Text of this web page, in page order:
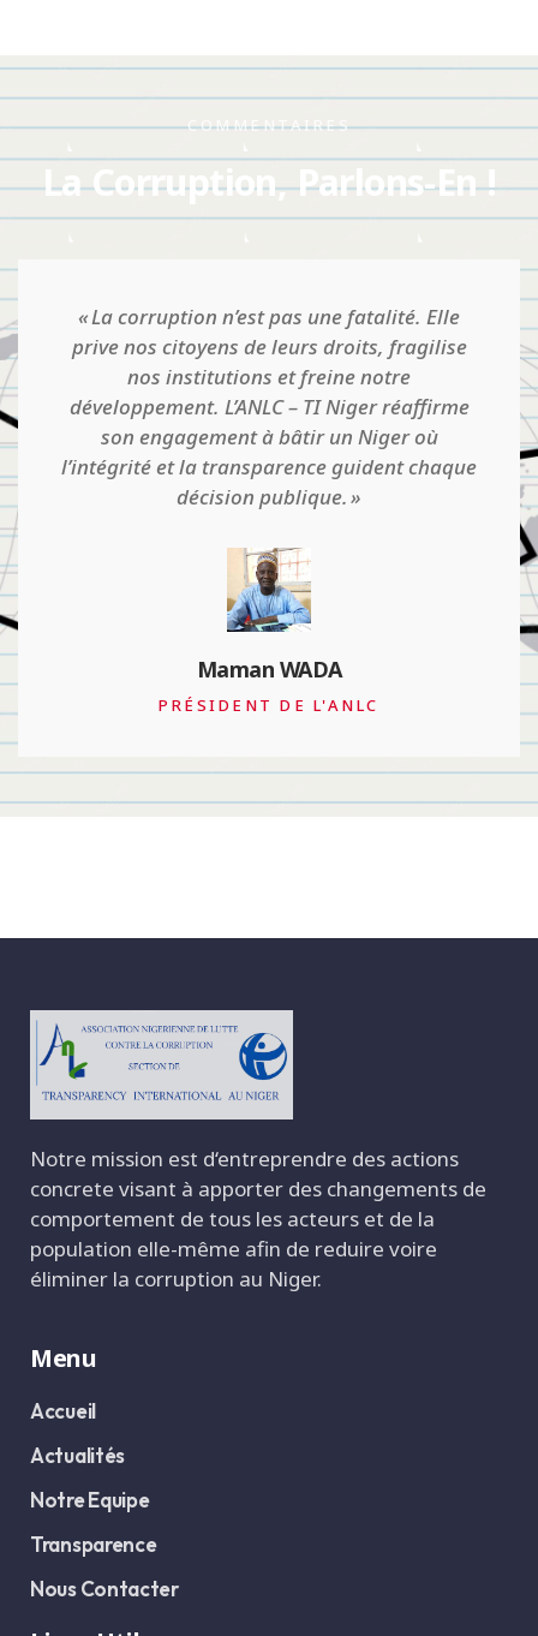
COMMENTAIRES
La Corruption, Parlons-En !
Quand on pense qu'on est établi dans une
situation d'intégrité, qu'il y a une culture
d'honnêteté et qu'il n'y a pas de corruption,
que tout va bien en somme, c'est là que le
danger guette
François Valérian
INTERNATIONAL
Notre mission est d‘entreprendre des actions
concrete visant à apporter des changements de
comportement de tous les acteurs et de la
population elle-même afin de reduire voire
éliminer la corruption au Niger.
Menu
Accueil
Actualités
Notre Equipe
Transparence
Nous Contacter